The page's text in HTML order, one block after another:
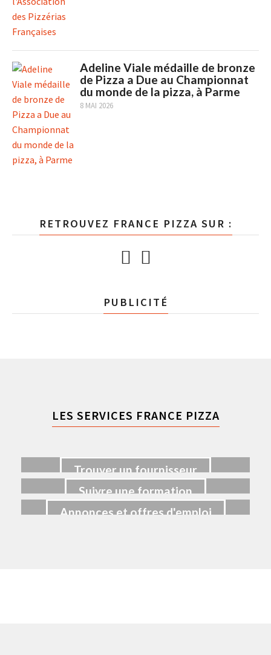
Adeline Viale médaille de bronze
de Pizza a Due au Championnat
du monde de la pizza, à Parme
8 MAI 2026
RETROUVEZ FRANCE PIZZA SUR :
PUBLICITÉ
LES SERVICES FRANCE PIZZA
Trouver un fournisseur
Suivre une formation
Annonces et offres d'emploi